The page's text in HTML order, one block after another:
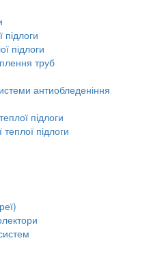
підлоги
підлоги
труб
антиобледеніння
підлоги
підлоги